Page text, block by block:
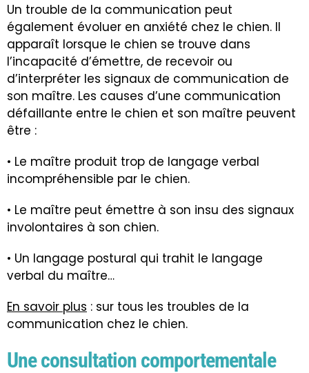
Un trouble de la communication peut
également évoluer en anxiété chez le chien. Il
apparaît lorsque le chien se trouve dans
l’incapacité d’émettre, de recevoir ou
d’interpréter les signaux de communication de
son maître. Les causes d’une communication
défaillante entre le chien et son maître peuvent
être :
• Le maître produit trop de langage verbal
incompréhensible par le chien.
• Le maître peut émettre à son insu des signaux
involontaires à son chien.
• Un langage postural qui trahit le langage
verbal du maître…
En savoir plus : sur tous les troubles de la
communication chez le chien.
Une consultation comportementale